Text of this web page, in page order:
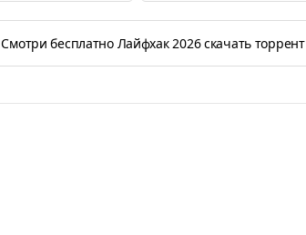
Смотри бесплатно Лайфхак 2026 скачать торрент